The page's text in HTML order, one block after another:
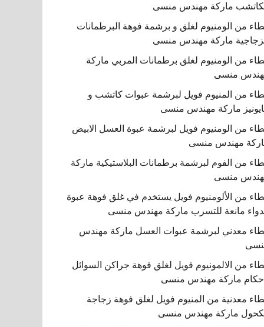
ماركة مهندس منسى
من الومنيوم لغلق و برشمة فوهة البرطمانات
ماركة مهندس منسى
من الومنيوم لغلق برطمانات المربي ماركة
منسى
من المنيوم فويل لبرشمة عبوات كاتشب و
ماركة مهندس منسى
من الومنيوم فويل لبرشمة عبوة العسل الابيض
مهندس منسى
من الفوم لبرشمة برطمانات البلاستيكية ماركة
منسى
من الألومنيوم فويل يستخدم في غلق فوهة عبوة
مانعة للتسرب ماركة مهندس منسى
معدني لبرشمة عبوات العسل ماركة مهندس
من الالمونيوم فويل لغلق فوهة جراكن السوائل
ماركة مهندس منسى
معدنية من المنيوم فويل لغلق فوهة زجاجة
ماركة مهندس منسى